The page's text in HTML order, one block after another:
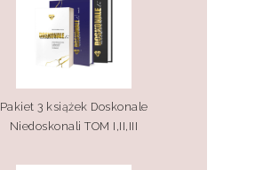
Pakiet 3 książek Doskonale
Niedoskonali TOM I,II,III